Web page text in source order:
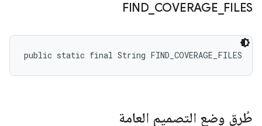
FIND_ COVERAGE FILES
public static final String FIND_COVERAGE_FILES
طُرق وضع التصميم العامة